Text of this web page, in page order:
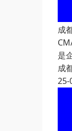
成
是
成
25-